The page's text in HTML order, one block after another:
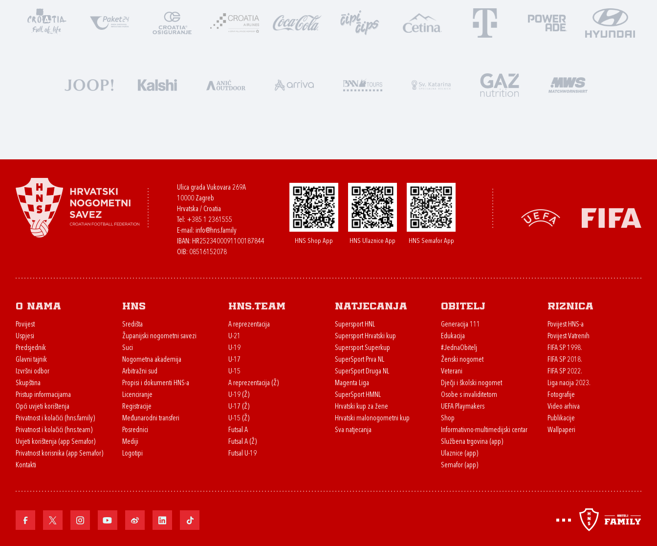
Ulica grada Vukovara 269A
10000 Zagreb
Hrvatska / Croatia
Tel: +385 1 2361555
E-mail: info@hns.family
IBAN: HR2523400091100187844
OIB: 08516152078
HNS Shop App HNS Ulaznice App HNS Semafor App
O nama
Povijest
Uspjesi
Predsjednik
Glavni tajnik
Izvršni odbor
Skupština
Pristup informacijama
Opći uvjeti korištenja
Privatnost i kolačići (hns.family)
Privatnost i kolačići (hns.team)
Uvjeti korištenja (app Semafor)
Privatnost korisnika (app Semafor)
Kontakti
HNS
Središta
Županijski nogometni savezi
Suci
Nogometna akademija
Arbitražni sud
Propisi i dokumenti HNS-a
Licenciranje
Registracije
Međunarodni transferi
Posrednici
Mediji
Logotipi
HNS.team
A reprezentacija
U-21
U-19
U-17
U-15
A reprezentacija (Ž)
U-19 (Ž)
U-17 (Ž)
U-15 (Ž)
Futsal A
Futsal A (Ž)
Futsal U-19
Natjecanja
Supersport HNL
Supersport Hrvatski kup
Supersport Superkup
SuperSport Prva NL
SuperSport Druga NL
Magenta Liga
SuperSport HMNL
Hrvatski kup za žene
Hrvatski malonogometni kup
Sva natjecanja
Obitelj
Generacija 111
Edukacija
#JednaObitelj
Ženski nogomet
Veterani
Dječji i školski nogomet
Osobe s invaliditetom
UEFA Playmakers
Shop
Informativno-multimedijski centar
Službena trgovina (app)
Ulaznice (app)
Semafor (app)
Riznica
Povijest HNS-a
Povijest Vatrenih
FIFA SP 1998.
FIFA SP 2018.
FIFA SP 2022.
Liga nacija 2023.
Fotografije
Video arhiva
Publikacije
Wallpaperi